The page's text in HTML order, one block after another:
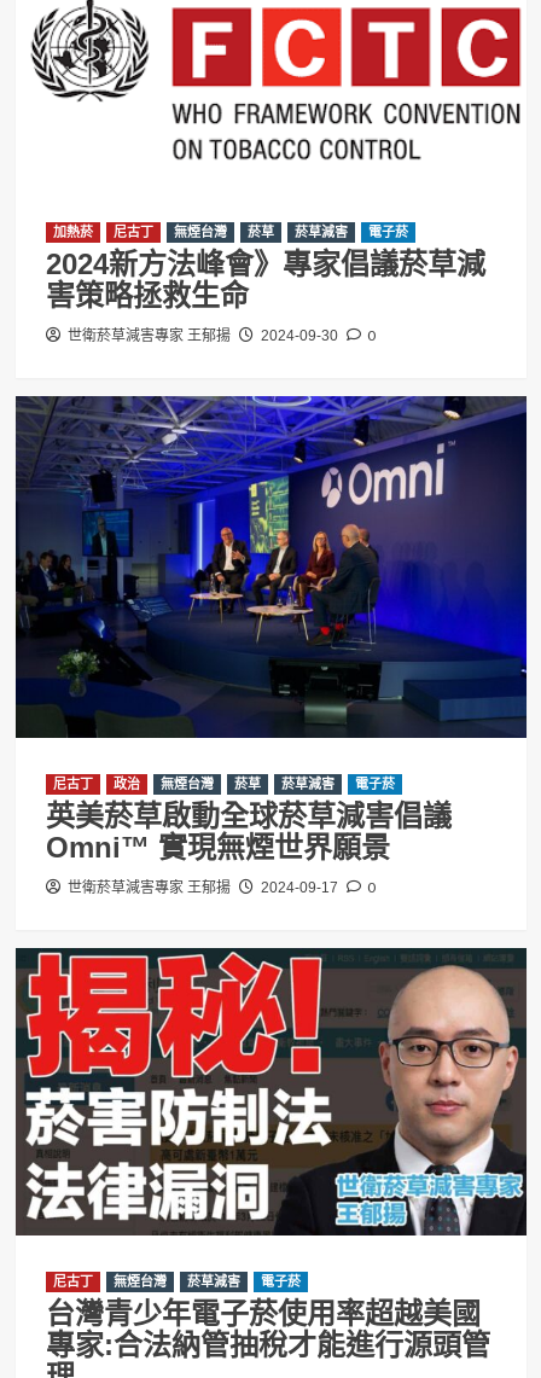
加熱菸 尼古丁 無煙台灣 菸草 菸草減害 電子菸
2024新方法峰會》專家倡議菸草減
害策略拯救生命
世衛菸草減害專家 王郁揚 2024-09-30 0
尼古丁 政治 無煙台灣 菸草 菸草減害 電子菸
英美菸草啟動全球菸草減害倡議
Omni™ 實現無煙世界願景
世衛菸草減害專家 王郁揚 2024-09-17 0
尼古丁 無煙台灣 菸草減害 電子菸
台灣青少年電子菸使用率超越美國
專家:合法納管抽稅才能進行源頭管